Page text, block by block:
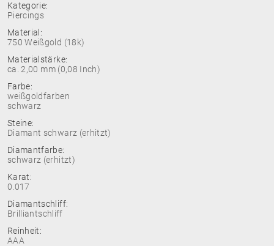
Kategorie:
Piercings
Material:
750 Weißgold (18k)
Materialstärke:
ca. 2,00 mm (0,08 Inch)
Farbe:
weißgoldfarben
schwarz
Steine:
Diamant schwarz (erhitzt)
Diamantfarbe:
schwarz (erhitzt)
Karat:
0.017
Diamantschliff:
Brilliantschliff
Reinheit:
AAA